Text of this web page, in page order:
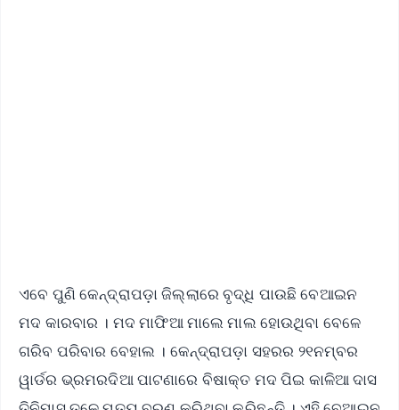
ଏବେ ପୁଣି କେନ୍ଦ୍ରାପଡ଼ା ଜିଲ୍ଲାରେ ବୃଦ୍ଧି ପାଉଛି ବେଆଇନ
ମଦ କାରବାର । ମଦ ମାଫିଆ ମାଲେ ମାଲ ହୋଉଥିବା ବେଳେ
ଗରିବ ପରିବାର ବେହାଲ । କେନ୍ଦ୍ରାପଡ଼ା ସହରର ୨୧ନମ୍ବର
ୱାର୍ଡର ଭ୍ରମରଦିଆ ପାଟଣାରେ ବିଷାକ୍ତ ମଦ ପିଇ କାଳିଆ ଦାସ